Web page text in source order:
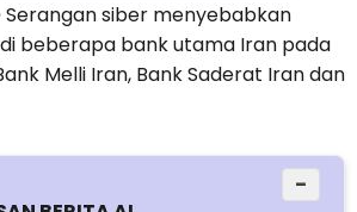
Serangan siber menyebabkan
beberapa bank utama Iran pada
Melli Iran, Bank Saderat Iran dan
−